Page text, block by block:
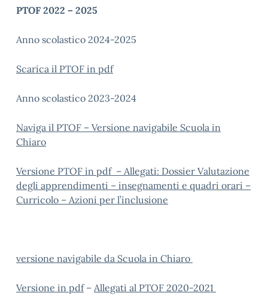
PTOF 2022 – 2025
Anno scolastico 2024-2025
Scarica il PTOF in pdf
Anno scolastico 2023-2024
Naviga il PTOF – Versione navigabile Scuola in
Chiaro
Versione PTOF in pdf – Allegati: Dossier Valutazione
degli apprendimenti – insegnamenti e quadri orari –
Curricolo – Azioni per l’inclusione
versione navigabile da Scuola in Chiaro
Versione in pdf– Allegati al PTOF 2020-2021